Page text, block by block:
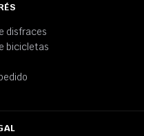
disfraces
bicicletas